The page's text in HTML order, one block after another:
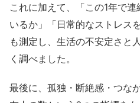
これに加えて、「この1年で
いるか」「日常的なストレス
も測定し、生活の不安定さと
く調べました。
最後に、孤独・断絶感・つな